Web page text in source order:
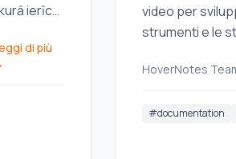
ierīcē
di più
video per
strumenti e le
e l'efficienza
HoverNotes
#documentation